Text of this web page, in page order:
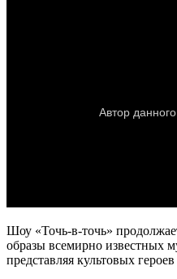
Шоу «Точь-в-точь»
образы всемирно известных
представляя культовых